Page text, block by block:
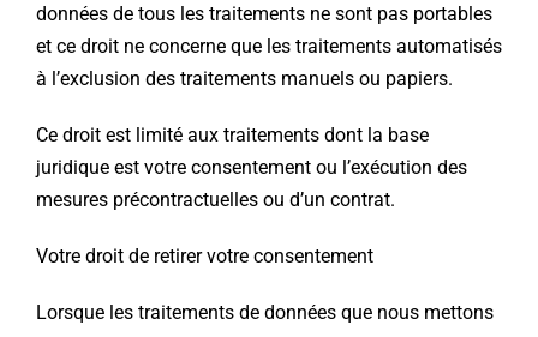
données de tous les traitements ne sont pas portables
et ce droit ne concerne que les traitements automatisés
à l’exclusion des traitements manuels ou papiers.
Ce droit est limité aux traitements dont la base
juridique est votre consentement ou l’exécution des
mesures précontractuelles ou d’un contrat.
Votre droit de retirer votre consentement
Lorsque les traitements de données que nous mettons